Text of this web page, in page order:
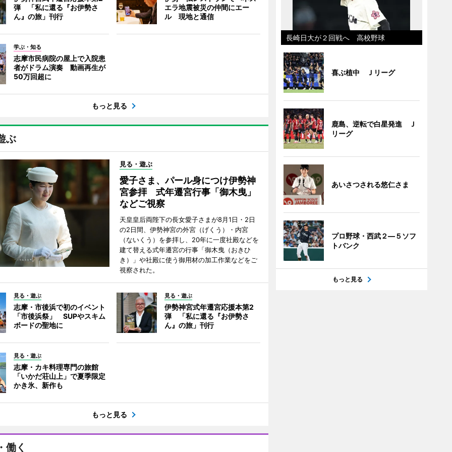
弾 「私に還る『お伊勢さ
ん』の旅」刊行
エラ地震被災の仲間にエー
ル 現地と通信
学ぶ・知る
志摩市民病院の屋上で入院患
者がドラム演奏 動画再生が
50万回超に
もっと見る
ぶ
見る・遊ぶ
愛子さま、パール身につけ伊勢神
宮参拝 式年遷宮行事「御木曳」
などご視察
天皇皇后両陛下の長女愛子さまが8月1日・2日
の2日間、伊勢神宮の外宮（げくう）・内宮
（ないくう）を参拝し、20年に一度社殿などを
建て替える式年遷宮の行事「御木曳（おきひ
き）」や社殿に使う御用材の加工作業などをご
視察された。
見る・遊ぶ
志摩・市後浜で初のイベント
「市後浜祭」 SUPやスキム
ボードの聖地に
見る・遊ぶ
伊勢神宮式年遷宮応援本第2
弾 「私に還る『お伊勢さ
ん』の旅」刊行
見る・遊ぶ
志摩・カキ料理専門の旅館
「いかだ荘山上」で夏季限定
かき氷、新作も
もっと見る
働く
長崎日大が２回戦へ 高校野球
喜ぶ植中 Ｊリーグ
鹿島、逆転で白星発進 Ｊ
リーグ
あいさつされる悠仁さま
プロ野球・西武２―５ソフ
トバンク
もっと見る